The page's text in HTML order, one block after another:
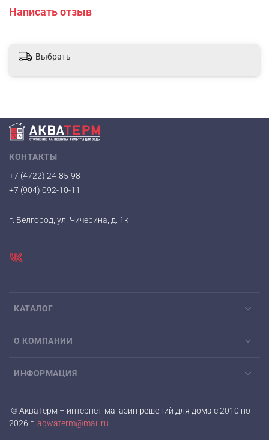
Написать отзыв
Выбрать
КАТАЛОГ
О КОМПАНИИ
ИНФОРМАЦИЯ
КОНТАКТЫ
+7 (4722) 24-85-98
+7 (904) 092-10-11
г. Белгород, ул. Чичерина, д. 1к
© АкваТерм – интернет-магазин решений для дома с 2010 по
2026 г. aqwaterm@mail.ru